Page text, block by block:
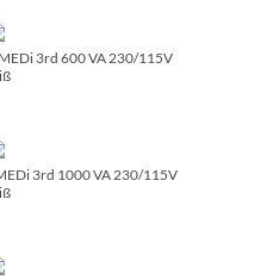
3rd 600 VA 230/­115V
3rd 1000 VA 230/­115V